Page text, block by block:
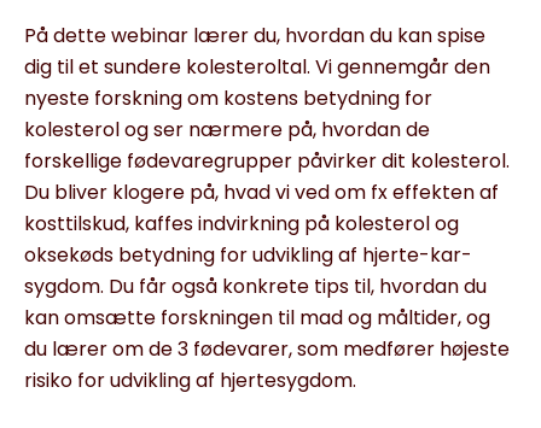
På dette webinar lærer du, hvordan du kan spise
dig til et sundere kolesteroltal. Vi gennemgår den
nyeste forskning om kostens betydning for
kolesterol og ser nærmere på, hvordan de
forskellige fødevaregrupper påvirker dit kolesterol.
Du bliver klogere på, hvad vi ved om fx effekten af
kosttilskud, kaffes indvirkning på kolesterol og
oksekøds betydning for udvikling af hjerte-kar-
sygdom. Du får også konkrete tips til, hvordan du
kan omsætte forskningen til mad og måltider, og
du lærer om de 3 fødevarer, som medfører højeste
risiko for udvikling af hjertesygdom.